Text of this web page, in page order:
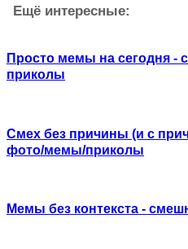
Ещё интересные:
Просто мемы на сегодня
приколы
Смех без причины (и с
фото/мемы/приколы
Мемы без контекста -